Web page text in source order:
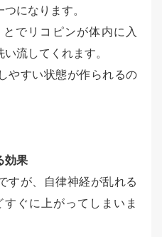
になります。
でリコピンが体内に入
流してくれます。
やすい状態が作られるの
効果
すが、自律神経が乱れる
ぐに上がってしまいま